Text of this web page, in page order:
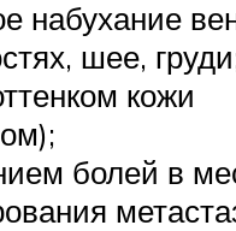
набухание
шее,
кожи
болей в